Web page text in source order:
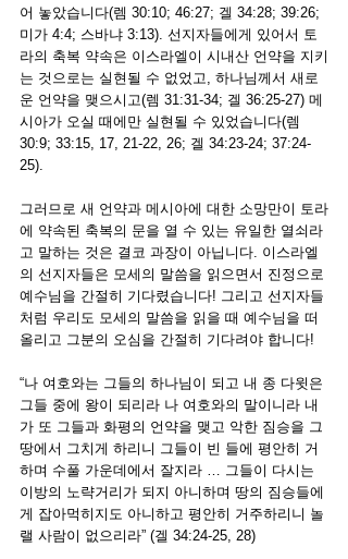
어 놓았습니다(렘 30:10; 46:27; 겔 34:28; 39:26;
미가 4:4; 스바냐 3:13). 선지자들에게 있어서 토
라의 축복 약속은 이스라엘이 시내산 언약을 지키
는 것으로는 실현될 수 없었고, 하나님께서 새로
운 언약을 맺으시고(렘 31:31-34; 겔 36:25-27) 메
시아가 오실 때에만 실현될 수 있었습니다(렘
30:9; 33:15, 17, 21-22, 26; 겔 34:23-24; 37:24-
25).
그러므로 새 언약과 메시아에 대한 소망만이 토라
에 약속된 축복의 문을 열 수 있는 유일한 열쇠라
고 말하는 것은 결코 과장이 아닙니다. 이스라엘
의 선지자들은 모세의 말씀을 읽으면서 진정으로
예수님을 간절히 기다렸습니다! 그리고 선지자들
처럼 우리도 모세의 말씀을 읽을 때 예수님을 떠
올리고 그분의 오심을 간절히 기다려야 합니다!
“나 여호와는 그들의 하나님이 되고 내 종 다윗은
그들 중에 왕이 되리라 나 여호와의 말이니라 내
가 또 그들과 화평의 언약을 맺고 악한 짐승을 그
땅에서 그치게 하리니 그들이 빈 들에 평안히 거
하며 수풀 가운데에서 잘지라 … 그들이 다시는
이방의 노략거리가 되지 아니하며 땅의 짐승들에
게 잡아먹히지도 아니하고 평안히 거주하리니 놀
랠 사람이 없으리라” (겔 34:24-25, 28)